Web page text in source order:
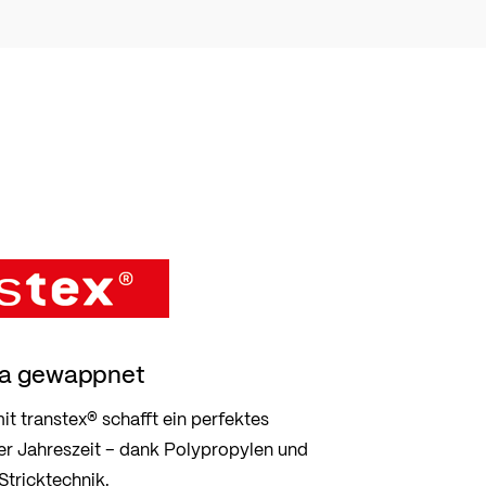
gewappnet
transtex® schafft ein perfektes
Jahreszeit – dank Polypropylen und